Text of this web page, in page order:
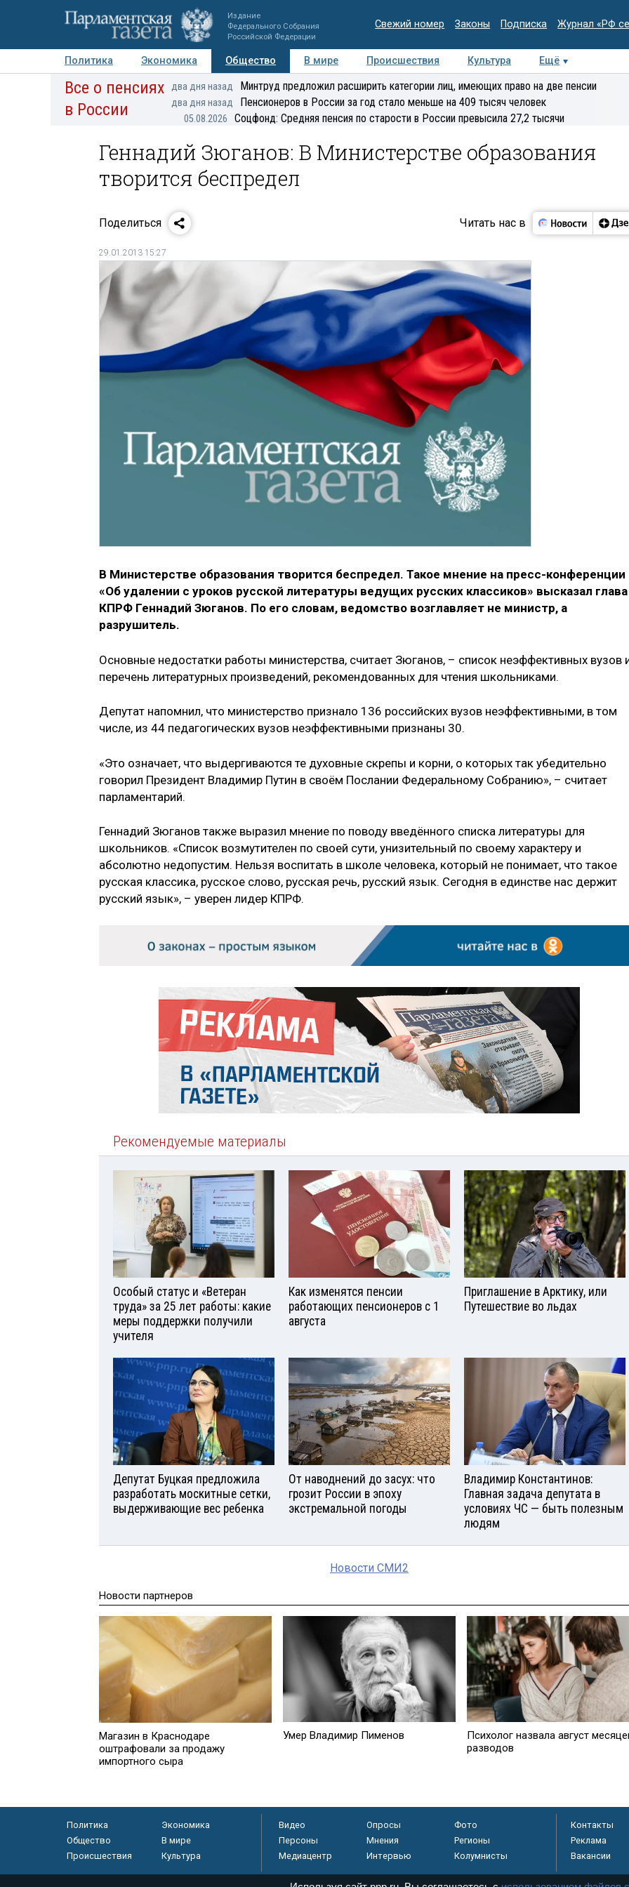
Издание
Федерального Собрания
Российской Федерации
Свежий номер Законы Подписка Журнал «РФ
Политика Экономика Общество В мире Происшествия Культура
Ещё
Авторы Персоны Мнения Регионы Медиацентр Интервью Колумнисты
Все о пенсиях
в России
два дня назад Минтруд предложил расширить категории лиц, имеющих право на две пенсии
два дня назад Пенсионеров в России за год стало меньше на 409 тысяч человек
05.08.2026 Соцфонд: Средняя пенсия по старости в России превысила 27,2 тысячи
Геннадий Зюганов: В Министерстве образования
творится беспредел
Поделиться Читать нас в
29.01.2013 15:27
В Министерстве образования творится беспредел. Такое мнение на пресс-конференции
«Об удалении с уроков русской литературы ведущих русских классиков» высказал глава
КПРФ Геннадий Зюганов. По его словам, ведомство возглавляет не министр, а
разрушитель.
Основные недостатки работы министерства, считает Зюганов, – список неэффективных вузов
перечень литературных произведений, рекомендованных для чтения школьниками.
Депутат напомнил, что министерство признало 136 российских вузов неэффективными, в том
числе, из 44 педагогических вузов неэффективными признаны 30.
«Это означает, что выдергиваются те духовные скрепы и корни, о которых так убедительно
говорил Президент Владимир Путин в своём Послании Федеральному Собранию», – считает
парламентарий.
Геннадий Зюганов также выразил мнение по поводу введённого списка литературы для
школьников. «Список возмутителен по своей сути, унизительный по своему характеру и
абсолютно недопустим. Нельзя воспитать в школе человека, который не понимает, что такое
русская классика, русское слово, русская речь, русский язык. Сегодня в единстве нас держит
русский язык», – уверен лидер КПРФ.
Рекомендуемые материалы
Особый статус и «Ветеран
труда» за 25 лет работы: какие
меры поддержки получили
учителя
Как изменятся пенсии
работающих пенсионеров с 1
августа
Приглашение в Арктику, или
Путешествие во льдах
Депутат Буцкая предложила
разработать москитные сетки,
выдерживающие вес ребенка
От наводнений до засух: что
грозит России в эпоху
экстремальной погоды
Владимир Константинов:
Главная задача депутата в
условиях ЧС — быть полезным
людям
Новости СМИ2
Новости партнеров
Магазин в Краснодаре
оштрафовали за продажу
импортного сыра
Умер Владимир Пименов
Психолог назвала август
разводов
Политика
Экономика
Общество
В мире
Происшествия
Культура
Видео Опросы
Фото
Персоны
Мнения
Регионы
Медиацентр
Интервью Колумнисты
Контакты
Реклама
Вакансии